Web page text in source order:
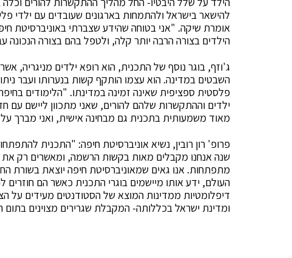
להישאר בישראל ולהתמחות בארגונים שעובדים עם ילדי
אומרת שיקה. "אני בטוחה שהידע שצברתי באוניברסיטת
הילדים בצורה הרבה יותר קלה, ולטפל בהם בצורה הנכונה
ג'וזף, בוגר נוסף של התכנית, הוא רופא ילדים מניגריה,
השבטים במדינה. הוא עצמו הותקף קשות בנערותו ועבר
פלסטית ספציפית שאינה זמינה במדינתו. "הלימודים
ילדים וההתקשרות שלהם להורים, שאני מתכוון ליישם עם
מאוד משמעותית בתכנית גם מבחינה אישית, ואני מברך
פרופ' רון רובין, נשיא אוניברסיטת חיפה: "התכנית
שנה אנחנו מקבלים מאות בקשות הרשמה, ומאשרים רק את
מתפתחות. אנו גאים שמאוניברסיטת חיפה יוצאת
העולם, ידע אותו מיישמים בוגרי התכנית כאשר הם
דיפלומטיות ממדינות המוצא של הסטודנטים מעידים על
ומדינת ישראל בכללותה- המקבלת שגרירים מצוינים בתום